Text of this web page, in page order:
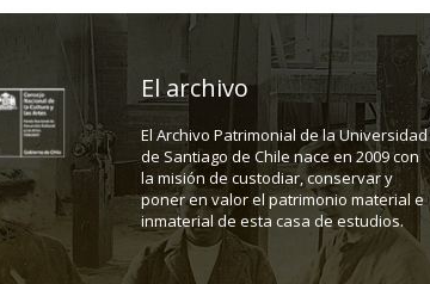
El archivo
El Archivo Patrimonial de la Universidad
de Santiago de Chile nace en 2009 con
la misión de custodiar, conservar y
poner en valor el patrimonio material e
inmaterial de esta casa de estudios.